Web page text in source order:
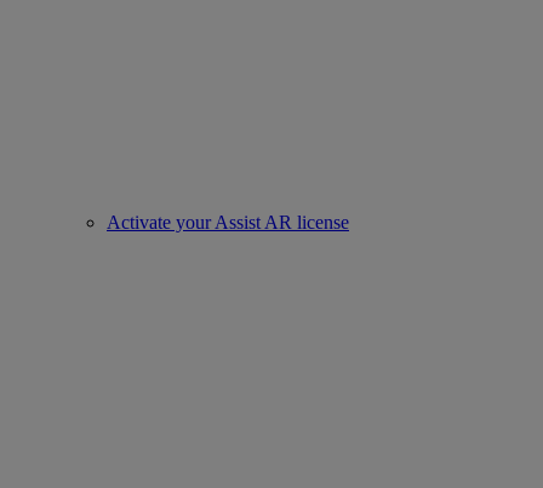
Activate your Assist AR license